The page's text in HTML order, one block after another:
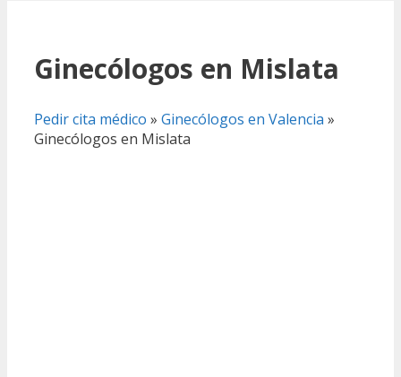
Ginecólogos en Mislata
Pedir cita médico » Ginecólogos en Valencia »
Ginecólogos en Mislata